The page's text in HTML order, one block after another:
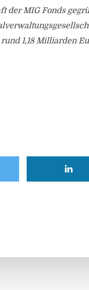
der MIG Fonds
1,18 Milliarden